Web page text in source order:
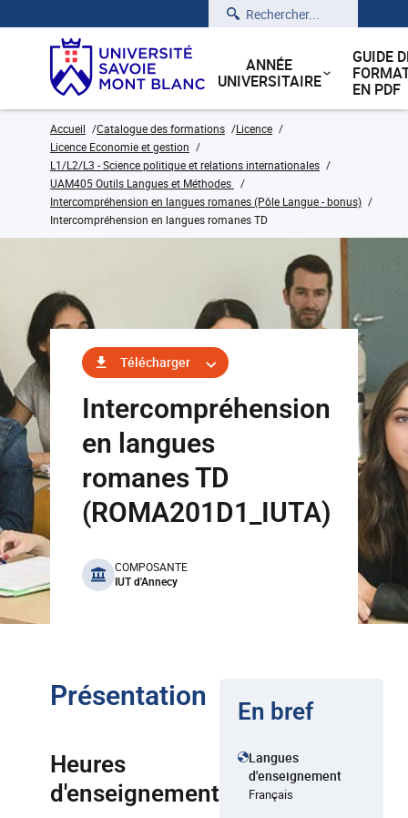
Rechercher
ANNÉE
UNIVERSITAIRE
GUIDE
EN PDF
Accueil Catalogue des formations
Licence
Licence Economie et gestion
L1/L2/L3 - Science politique et relations internationales
UAM405 Outils Langues et Méthodes
Intercompréhension en langues romanes (Pôle Langue - bonus)
Intercompréhension en langues romanes TD
Télécharger
Intercompréhension
en langues
romanes TD
(ROMA201D1_IUTA)
benefits
COMPOSANTE
IUT d'Annecy
Présentation
Heures
d'enseignement
En bref
Langues
d'enseignement
Français